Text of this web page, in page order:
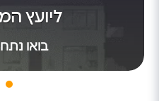
ליועץ
בואו